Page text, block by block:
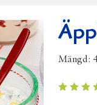
Mängd: